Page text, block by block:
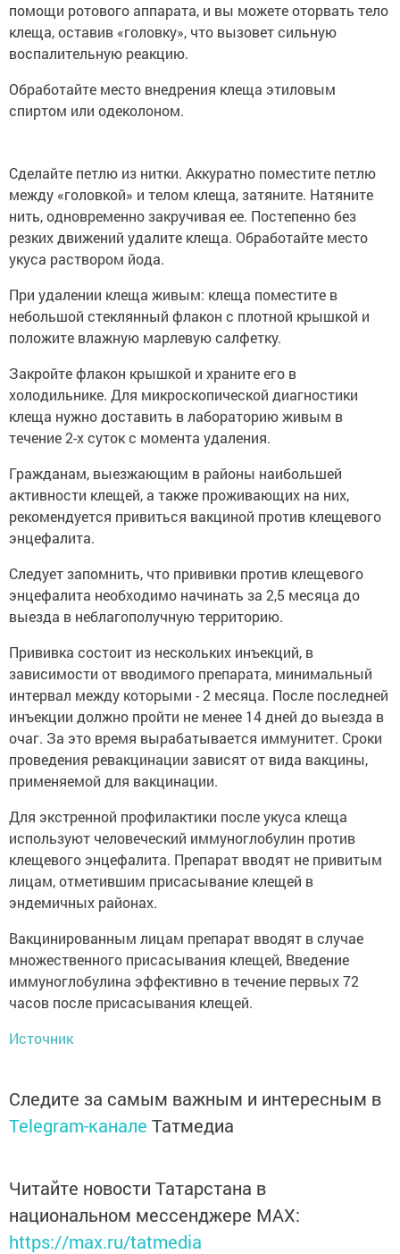
помощи ротового аппарата, и вы можете оторвать тело
клеща, оставив «головку», что вызовет сильную
воспалительную реакцию.
Обработайте место внедрения клеща этиловым
спиртом или одеколоном.
Сделайте петлю из нитки. Аккуратно поместите петлю
между «головкой» и телом клеща, затяните. Натяните
нить, одновременно закручивая ее. Постепенно без
резких движений удалите клеща. Обработайте место
укуса раствором йода.
При удалении клеща живым: клеща поместите в
небольшой стеклянный флакон с плотной крышкой и
положите влажную марлевую салфетку.
Закройте флакон крышкой и храните его в
холодильнике. Для микроскопической диагностики
клеща нужно доставить в лабораторию живым в
течение 2-х суток с момента удаления.
Гражданам, выезжающим в районы наибольшей
активности клещей, а также проживающих на них,
рекомендуется привиться вакциной против клещевого
энцефалита.
Следует запомнить, что прививки против клещевого
энцефалита необходимо начинать за 2,5 месяца до
выезда в неблагополучную территорию.
Прививка состоит из нескольких инъекций, в
зависимости от вводимого препарата, минимальный
интервал между которыми - 2 месяца. После последней
инъекции должно пройти не менее 14 дней до выезда в
очаг. За это время вырабатывается иммунитет. Сроки
проведения ревакцинации зависят от вида вакцины,
применяемой для вакцинации.
Для экстренной профилактики после укуса клеща
используют человеческий иммуноглобулин против
клещевого энцефалита. Препарат вводят не привитым
лицам, отметившим присасывание клещей в
эндемичных районах.
Вакцинированным лицам препарат вводят в случае
множественного присасывания клещей, Введение
иммуноглобулина эффективно в течение первых 72
часов после присасывания клещей.
Источник
Следите за самым важным и интересным в
Telegram-канале Татмедиа
Читайте новости Татарстана в
национальном мессенджере MАХ:
https://max.ru/tatmedia